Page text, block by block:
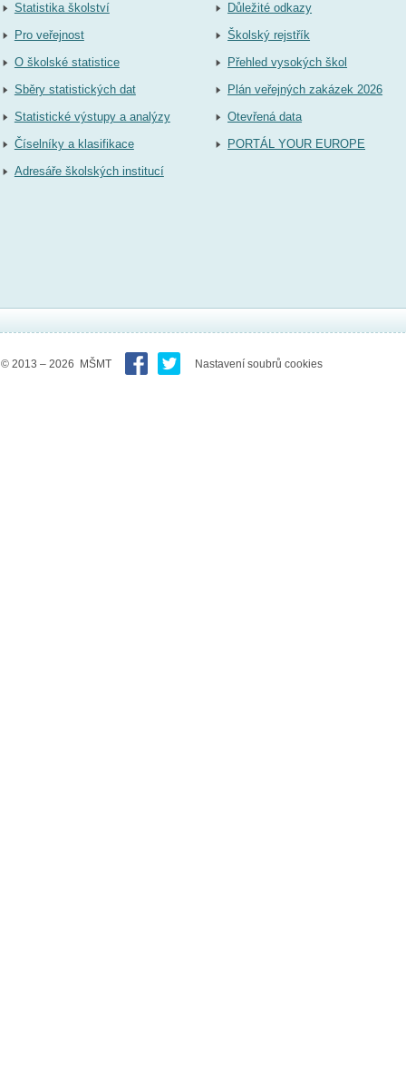
Statistika školství
Pro veřejnost
O školské statistice
Sběry statistických dat
Statistické výstupy a analýzy
Číselníky a klasifikace
Adresáře školských institucí
Důležité odkazy
Školský rejstřík
Přehled vysokých škol
Plán veřejných zakázek 2026
Otevřená data
PORTÁL YOUR EUROPE
© 2013 – 2026 MŠMT Nastavení soubrů cookies